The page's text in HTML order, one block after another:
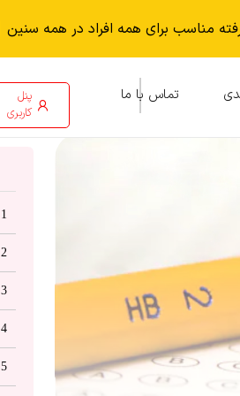
مناسب برای همه افراد در همه سنین
تماس با ما
پنل
کاربری
1
2
3
4
5